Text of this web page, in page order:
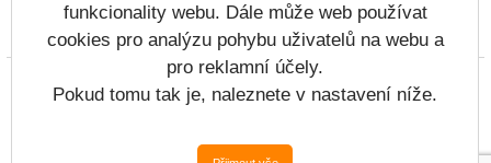
Prohlášení o přístupnosti Mapa webu Cookies
Copyright © 2022 - 2023 ZŠ Tanvald &
Vitalex Group- Tvorba školních webů
Postaveno ve služběVlastníŠkolníWeb.cz
funkcionality webu. Dále může web používat
cookies pro analýzu pohybu uživatelů na webu a
pro reklamní účely.
Pokud tomu tak je, naleznete v nastavení níže.